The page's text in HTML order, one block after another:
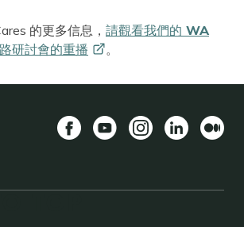
的更多信息， 請觀看我們的 WA
研討會的重播 。